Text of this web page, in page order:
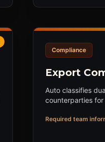
Compliance
Export
Auto classifies
counterparties for
Required team